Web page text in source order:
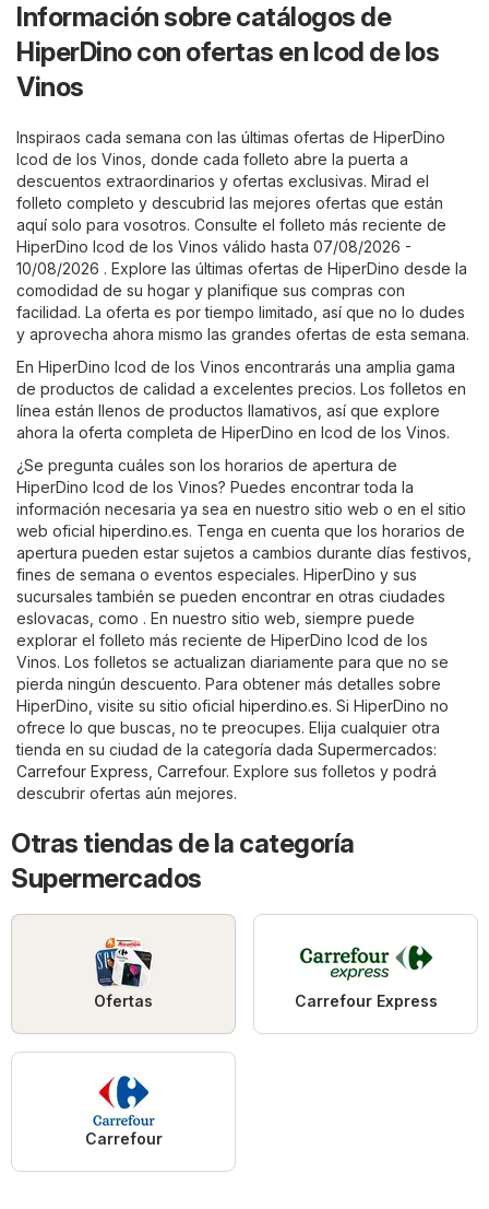
Información sobre catálogos de
HiperDino con ofertas en Icod de los
Vinos
Inspiraos cada semana con las últimas ofertas de HiperDino
Icod de los Vinos, donde cada folleto abre la puerta a
descuentos extraordinarios y ofertas exclusivas. Mirad el
folleto completo y descubrid las mejores ofertas que están
aquí solo para vosotros. Consulte el folleto más reciente de
HiperDino Icod de los Vinos válido hasta 07/08/2026 -
10/08/2026 . Explore las últimas ofertas de HiperDino desde la
comodidad de su hogar y planifique sus compras con
facilidad. La oferta es por tiempo limitado, así que no lo dudes
y aprovecha ahora mismo las grandes ofertas de esta semana.
En HiperDino Icod de los Vinos encontrarás una amplia gama
de productos de calidad a excelentes precios. Los folletos en
línea están llenos de productos llamativos, así que explore
ahora la oferta completa de HiperDino en Icod de los Vinos.
¿Se pregunta cuáles son los horarios de apertura de
HiperDino Icod de los Vinos? Puedes encontrar toda la
información necesaria ya sea en nuestro sitio web o en el sitio
web oficial hiperdino.es. Tenga en cuenta que los horarios de
apertura pueden estar sujetos a cambios durante días festivos,
fines de semana o eventos especiales. HiperDino y sus
sucursales también se pueden encontrar en otras ciudades
eslovacas, como . En nuestro sitio web, siempre puede
explorar el folleto más reciente de HiperDino Icod de los
Vinos. Los folletos se actualizan diariamente para que no se
pierda ningún descuento. Para obtener más detalles sobre
HiperDino, visite su sitio oficial hiperdino.es. Si HiperDino no
ofrece lo que buscas, no te preocupes. Elija cualquier otra
tienda en su ciudad de la categoría dada Supermercados:
Carrefour Express, Carrefour. Explore sus folletos y podrá
descubrir ofertas aún mejores.
Otras tiendas de la categoría
Supermercados
Ofertas Carrefour Express
Carrefour